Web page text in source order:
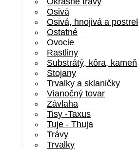
Osivá
Osivá, hnojivá a
Ostatné
Ovocie
Rastliny
Substrátý, kôra, kameň
Stojany
Trvalky a sklaničky
Vianočný tovar
Závlaha
Tisy -Taxus
Tuje - Thuja
Trávy
Trvalky